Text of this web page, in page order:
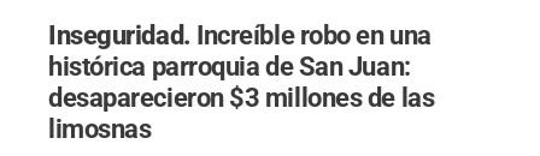
Inseguridad. Increíble robo en una
histórica parroquia de San Juan:
desaparecieron $3 millones de las
limosnas